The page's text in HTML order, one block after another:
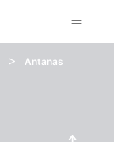
>
Antanas